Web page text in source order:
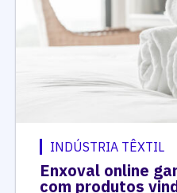
INDÚSTRIA TÊXTIL
Enxoval online
com produtos